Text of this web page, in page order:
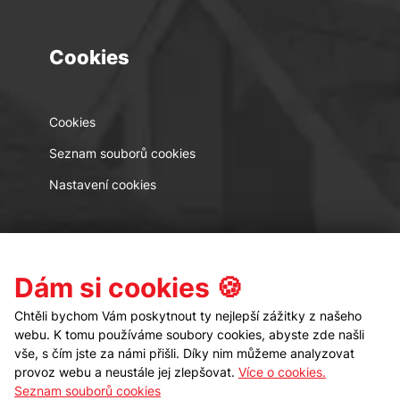
Cookies
Cookies
Seznam souborů cookies
Nastavení cookies
Kontakt Sledujte nás
Dám si cookies 🍪
Chtěli bychom Vám poskytnout ty nejlepší zážitky z našeho
webu. K tomu používáme soubory cookies, abyste zde našli
vše, s čím jste za námi přišli. Díky nim můžeme analyzovat
provoz webu a neustále jej zlepšovat. Více o cookies.
Seznam souborů cookies